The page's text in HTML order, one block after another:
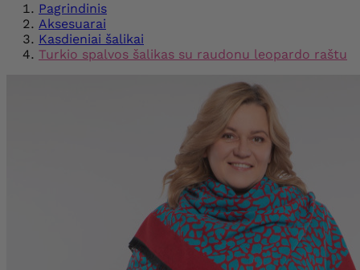
Pagrindinis
Aksesuarai
Kasdieniai šalikai
Turkio spalvos šalikas su raudonu leopardo raštu